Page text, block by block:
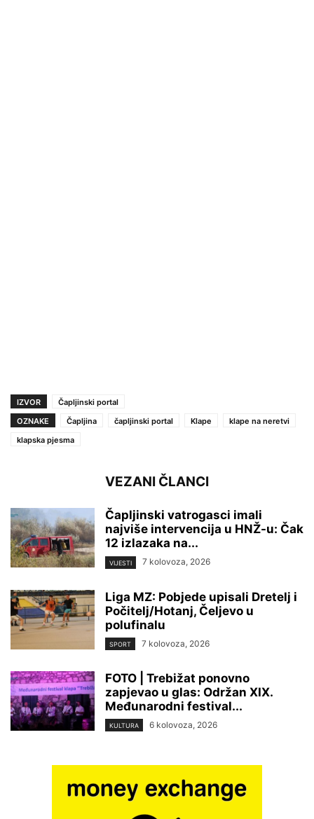
IZVOR
Čapljinski portal
OZNAKE
Čapljina čapljinski portal Klape
klape na neretvi
klapska pjesma
VEZANI ČLANCI
Čapljinski vatrogasci imali
najviše intervencija u HNŽ-u: Čak
12 izlazaka na...
VIJESTI 7 kolovoza, 2026
Liga MZ: Pobjede upisali Dretelj i
Počitelj/Hotanj, Čeljevo u
polufinalu
SPORT 7 kolovoza, 2026
FOTO | Trebižat ponovno
zapjevao u glas: Održan XIX.
Međunarodni festival...
KULTURA 6 kolovoza, 2026